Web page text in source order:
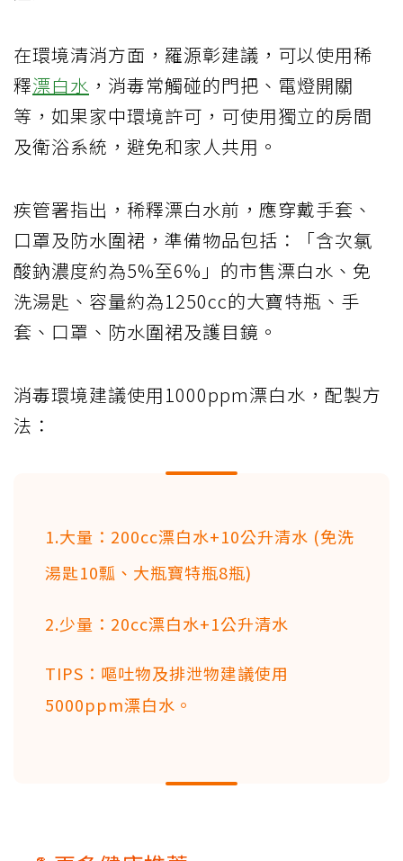
在環境清消方面，羅源彰建議，可以使用稀
釋漂白水 ，消毒常觸碰的門把、電燈開關
等，如果家中環境許可，可使用獨立的房間
及衛浴系統，避免和家人共用。
疾管署指出，稀釋漂白水前，應穿戴手套、
口罩及防水圍裙，準備物品包括：「含次氯
酸鈉濃度約為5%至6%」的市售漂白水、免
洗湯匙、容量約為1250cc的大寶特瓶、手
套、口罩、防水圍裙及護目鏡。
消毒環境建議使用1000ppm漂白水，配製方
法：
1.大量：200cc漂白水+10公升清水 (免洗
湯匙10瓢、大瓶寶特瓶8瓶)
2.少量：20cc漂白水+1公升清水
TIPS：嘔吐物及排泄物建議使用
5000ppm漂白水。